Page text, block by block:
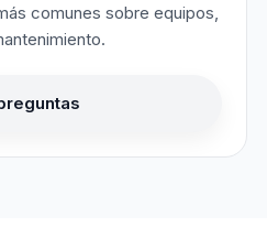
comunes sobre equipos,